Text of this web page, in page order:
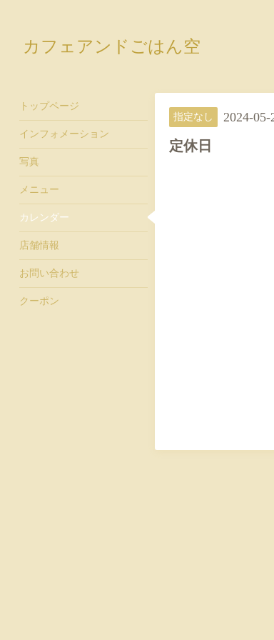
カフェアンドごはん空
指定なし 2024-
定休日
トップページ
インフォメーション
写真
メニュー
カレンダー
店舗情報
お問い合わせ
クーポン